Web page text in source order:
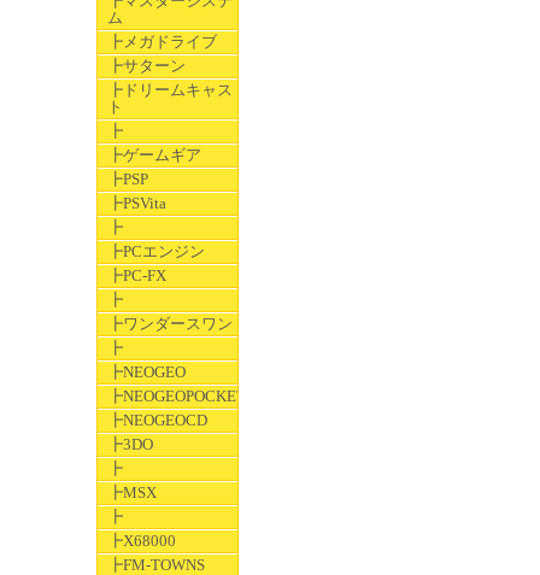
ム
┣メガドライブ
┣サターン
┣ドリームキャス
ト
┣
┣ゲームギア
┣PSP
┣PSVita
┣
┣PCエンジン
┣PC-FX
┣
┣ワンダースワン
┣
┣NEOGEO
┣NEOGEOPOCKET
┣NEOGEOCD
┣3DO
┣
┣MSX
┣
┣X68000
┣FM-TOWNS